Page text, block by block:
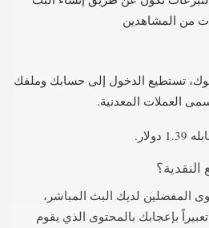
من المشاهدين
تستطيع الدخول إلى حسابك وملفك
العملات المعدنية.
النقدية؟
المفضلين لديك البث المباشر،
بإعجابك بالمحتوى الذي يقوم